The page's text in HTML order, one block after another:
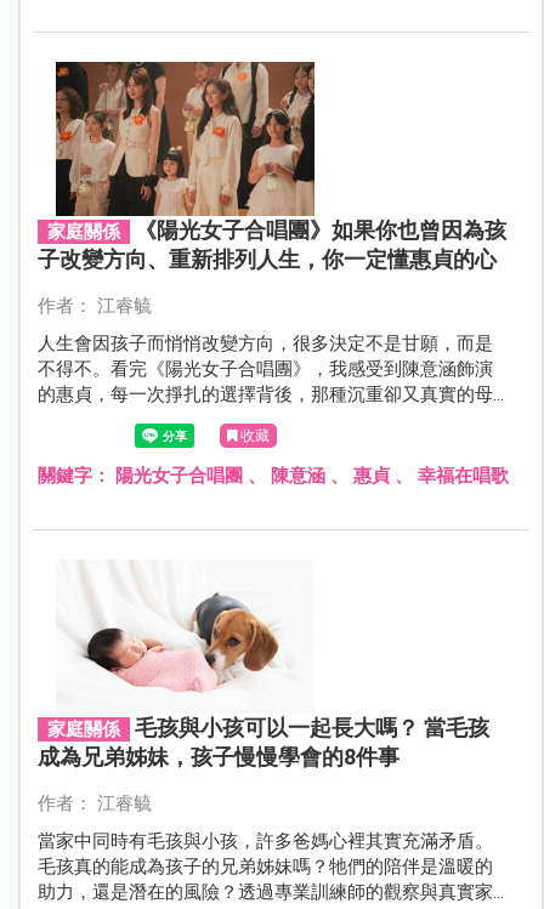
家庭關係
《陽光女子合唱團》如果你也曾因為孩
子改變方向、重新排列人生，你一定懂惠貞的心
作者： 江睿毓
人生會因孩子而悄悄改變方向，很多決定不是甘願，而是
不得不。看完《陽光女子合唱團》，我感受到陳意涵飾演
的惠貞，每一次掙扎的選擇背後，那種沉重卻又真實的母
性羈絆，讓人久久無法釋懷，也讓每一位父母心有所感。
收藏
關鍵字： 陽光女子合唱團 、 陳意涵、 惠貞、 幸福在唱歌
家庭關係
毛孩與小孩可以一起長大嗎？ 當毛孩
成為兄弟姊妹，孩子慢慢學會的8件事
作者： 江睿毓
當家中同時有毛孩與小孩，許多爸媽心裡其實充滿矛盾。
毛孩真的能成為孩子的兄弟姊妹嗎？牠們的陪伴是溫暖的
助力，還是潛在的風險？透過專業訓練師的觀察與真實家